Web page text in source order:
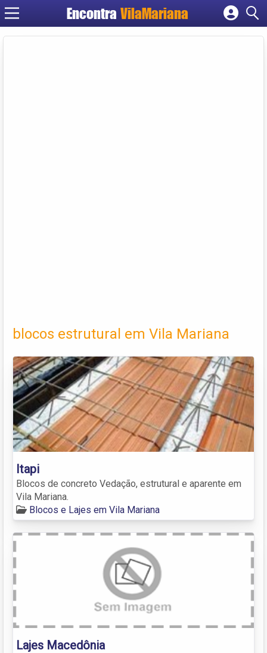
EncontraVilaMariana
Cadastrar empresa
blocos estrutural em Vila Mariana
Itapi
Blocos de concreto Vedação, estrutural e aparente em
Vila Mariana.
Blocos e Lajes em Vila Mariana
Lajes Macedônia